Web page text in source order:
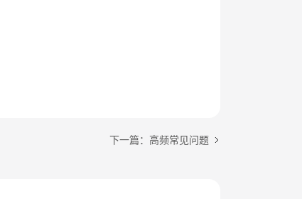
下一篇：高频常见问题